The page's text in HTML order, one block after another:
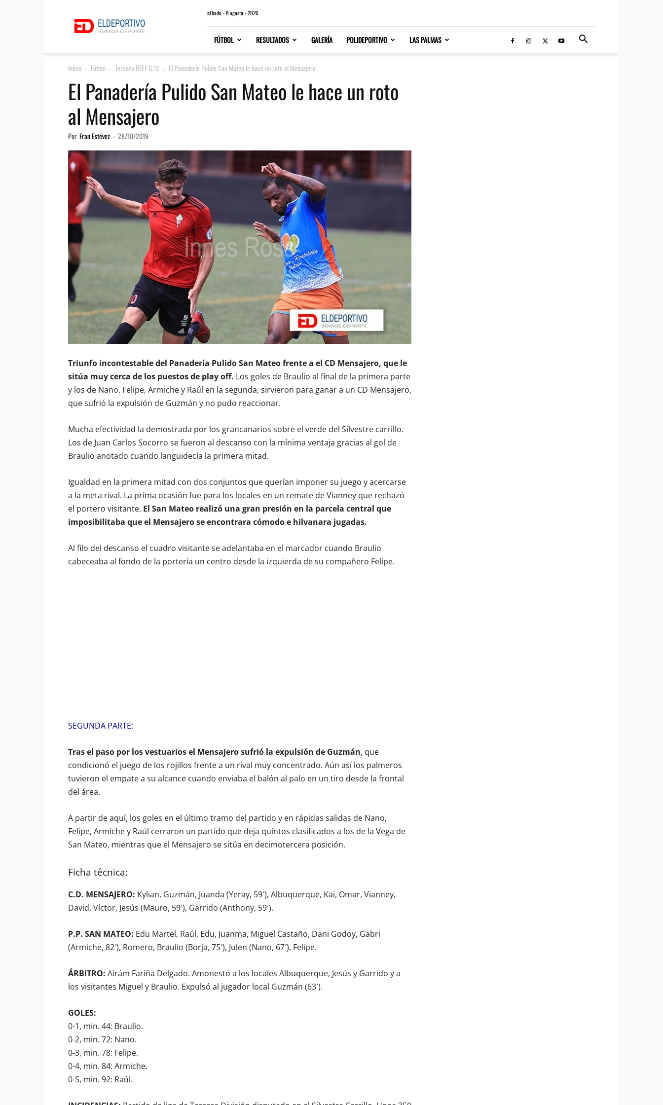
sábado - 8 agosto - 2026
FÚTBOL RESULTADOS GALERÍA POLIDEPORTIVO LAS PALMAS
Inicio Fútbol Tercera RFEF G.12 El Panadería Pulido San Mateo le hace un roto al Mensajero
El Panadería Pulido San Mateo le hace un roto
al Mensajero
Por Fran Estévez - 28/10/2019
Triunfo incontestable del Panadería Pulido San Mateo frente a el CD Mensajero, que le
sitúa muy cerca de los puestos de play off. Los goles de Braulio al final de la primera parte
y los de Nano, Felipe, Armiche y Raúl en la segunda, sirvieron para ganar a un CD Mensajero,
que sufrió la expulsión de Guzmán y no pudo reaccionar.
Mucha efectividad la demostrada por los grancanarios sobre el verde del Silvestre carrillo.
Los de Juan Carlos Socorro se fueron al descanso con la mínima ventaja gracias al gol de
Braulio anotado cuando languidecía la primera mitad.
Igualdad en la primera mitad con dos conjuntos que querían imponer su juego y acercarse
a la meta rival. La prima ocasión fue para los locales en un remate de Vianney que rechazó
el portero visitante. El San Mateo realizó una gran presión en la parcela central que
imposibilitaba que el Mensajero se encontrara cómodo e hilvanara jugadas.
Al filo del descanso el cuadro visitante se adelantaba en el marcador cuando Braulio
cabeceaba al fondo de la portería un centro desde la izquierda de su compañero Felipe.
SEGUNDA PARTE:
Tras el paso por los vestuarios el Mensajero sufrió la expulsión de Guzmán, que
condicionó el juego de los rojillos frente a un rival muy concentrado. Aún así los palmeros
tuvieron el empate a su alcance cuando enviaba el balón al palo en un tiro desde la frontal
del área.
A partir de aquí, los goles en el último tramo del partido y en rápidas salidas de Nano,
Felipe, Armiche y Raúl cerraron un partido que deja quintos clasificados a los de la Vega de
San Mateo, mientras que el Mensajero se sitúa en decimotercera posición.
Ficha técnica:
C.D. MENSAJERO: Kylian, Guzmán, Juanda (Yeray, 59′), Albuquerque, Kai, Omar, Vianney,
David, Víctor, Jesús (Mauro, 59′), Garrido (Anthony, 59′).
P.P. SAN MATEO: Edu Martel, Raúl, Edu, Juanma, Miguel Castaño, Dani Godoy, Gabri
(Armiche, 82′), Romero, Braulio (Borja, 75′), Julen (Nano, 67′), Felipe.
ÁRBITRO: Airám Fariña Delgado. Amonestó a los locales Albuquerque, Jesús y Garrido y a
los visitantes Miguel y Braulio. Expulsó al jugador local Guzmán (63′).
GOLES:
0-1, min. 44: Braulio.
0-2, min. 72: Nano.
0-3, min. 78: Felipe.
0-4, min. 84: Armiche.
0-5, min. 92: Raúl.